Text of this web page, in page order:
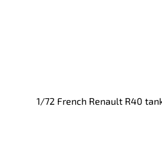
1/72 French Renault R40